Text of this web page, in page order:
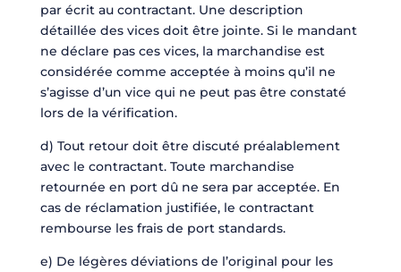
par écrit au contractant. Une description
détaillée des vices doit être jointe. Si le mandant
ne déclare pas ces vices, la marchandise est
considérée comme acceptée à moins qu’il ne
s’agisse d’un vice qui ne peut pas être constaté
lors de la vérification.
d) Tout retour doit être discuté préalablement
avec le contractant. Toute marchandise
retournée en port dû ne sera par acceptée. En
cas de réclamation justifiée, le contractant
rembourse les frais de port standards.
e) De légères déviations de l’original pour les